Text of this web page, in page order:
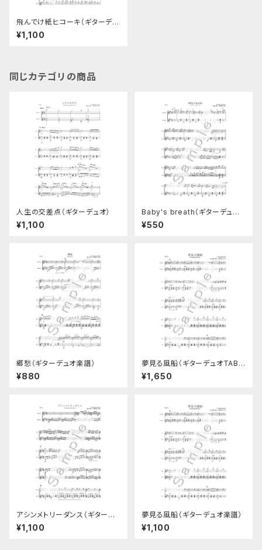
飛んでけ紙ヒコーキ（ギターデュ
オ楽譜）
¥1,100
同じカテゴリの商品
人生の交差点（ギターデュオ）
¥1,100
Baby's breath（ギターデュオ
楽譜）
¥550
郷愁（ギターデュオ楽譜）
¥880
夢見る風船（ギターデュオTAB
譜付き楽譜）
¥1,650
アシンメトリーダンス（ギターデ
ュオ楽譜）
¥1,100
夢見る風船（ギターデュオ楽譜）
¥1,100